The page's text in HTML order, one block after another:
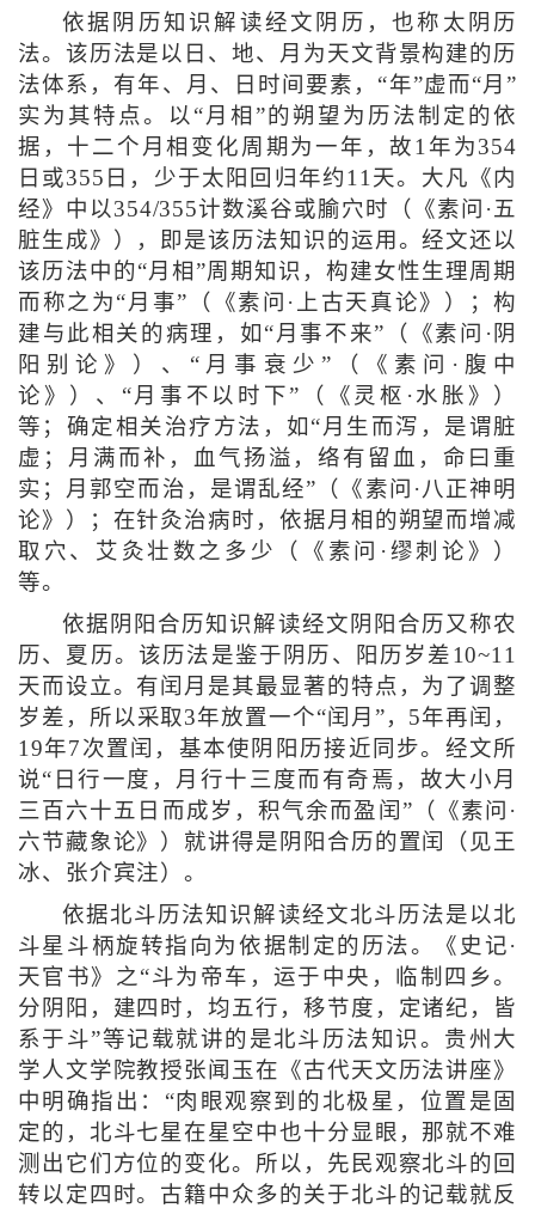
依据阴历知识解读经文阴历，也称太阴历
法。该历法是以日、地、月为天文背景构建的历
法体系，有年、月、日时间要素，“年”虚而“月”
实为其特点。以“月相”的朔望为历法制定的依
据，十二个月相变化周期为一年，故1年为354
日或355日，少于太阳回归年约11天。大凡《内
经》中以354/355计数溪谷或腧穴时（《素问·五
脏生成》），即是该历法知识的运用。经文还以
该历法中的“月相”周期知识，构建女性生理周期
而称之为“月事”（《素问·上古天真论》）；构
建与此相关的病理，如“月事不来”（《素问·阴
阳别论》）、“月事衰少”（《素问·腹中
论》）、“月事不以时下”（《灵枢·水胀》）
等；确定相关治疗方法，如“月生而泻，是谓脏
虚；月满而补，血气扬溢，络有留血，命曰重
实；月郭空而治，是谓乱经”（《素问·八正神明
论》）；在针灸治病时，依据月相的朔望而增减
取穴、艾灸壮数之多少（《素问·缪刺论》）
等。
依据阴阳合历知识解读经文阴阳合历又称农
历、夏历。该历法是鉴于阴历、阳历岁差10~11
天而设立。有闰月是其最显著的特点，为了调整
岁差，所以采取3年放置一个“闰月”，5年再闰，
19年7次置闰，基本使阴阳历接近同步。经文所
说“日行一度，月行十三度而有奇焉，故大小月
三百六十五日而成岁，积气余而盈闰”（《素问·
六节藏象论》）就讲得是阴阳合历的置闰（见王
冰、张介宾注）。
依据北斗历法知识解读经文北斗历法是以北
斗星斗柄旋转指向为依据制定的历法。《史记·
天官书》之“斗为帝车，运于中央，临制四乡。
分阴阳，建四时，均五行，移节度，定诸纪，皆
系于斗”等记载就讲的是北斗历法知识。贵州大
学人文学院教授张闻玉在《古代天文历法讲座》
中明确指出：“肉眼观察到的北极星，位置是固
定的，北斗七星在星空中也十分显眼，那就不难
测出它们方位的变化。所以，先民观察北斗的回
转以定四时。古籍中众多的关于北斗的记载就反